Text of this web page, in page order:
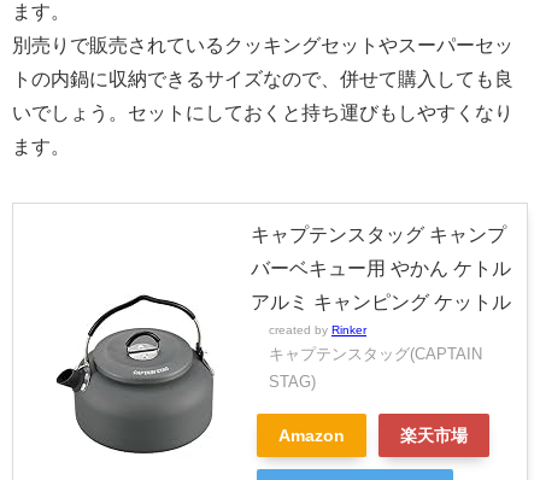
ます。
別売りで販売されているクッキングセットやスーパーセッ
トの内鍋に収納できるサイズなので、併せて購入しても良
いでしょう。セットにしておくと持ち運びもしやすくなり
ます。
キャプテンスタッグ キャンプ
バーベキュー用 やかん ケトル
アルミ キャンピング ケットル
created by Rinker
キャプテンスタッグ(CAPTAIN
STAG)
Amazon 楽天市場